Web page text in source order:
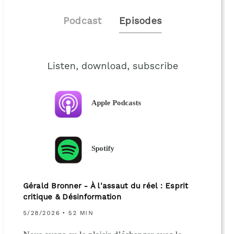
Podcast Episodes
Listen, download, subscribe
Apple Podcasts
Spotify
Gérald Bronner - À l'assaut du réel : Esprit
critique & Désinformation
5/28/2026 • 52 MIN